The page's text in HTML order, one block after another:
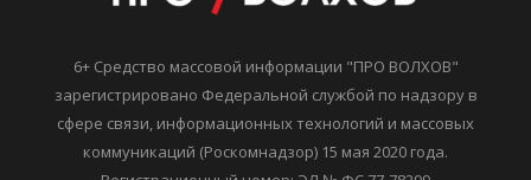
6+ Средство массовой информации "ПРО ВОЛХОВ"
зарегистрировано Федеральной службой по надзору в
сфере связи, информационных технологий и массовых
коммуникаций (Роскомнадзор) 15 мая 2020 года.